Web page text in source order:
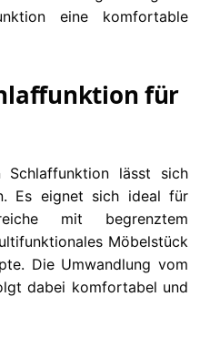
eine komfortable
für
Schlaffunktion lässt sich
Es eignet sich ideal für
mit begrenztem
Möbelstück
Die Umwandlung vom
dabei komfortabel und